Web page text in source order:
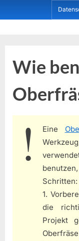
to
Wie
Eine
Schritten:
1.
die
Projekt